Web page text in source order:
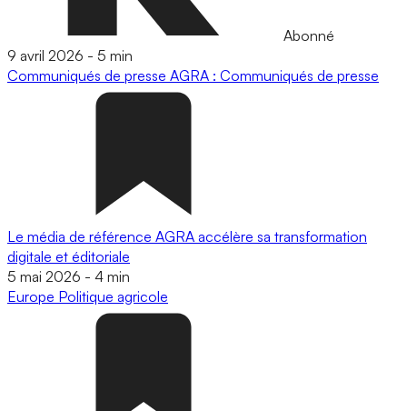
Abonné
9 avril 2026 - 5 min
Communiqués de presse AGRA : Communiqués de presse
Le média de référence AGRA accélère sa transformation
digitale et éditoriale
5 mai 2026 - 4 min
Europe Politique agricole